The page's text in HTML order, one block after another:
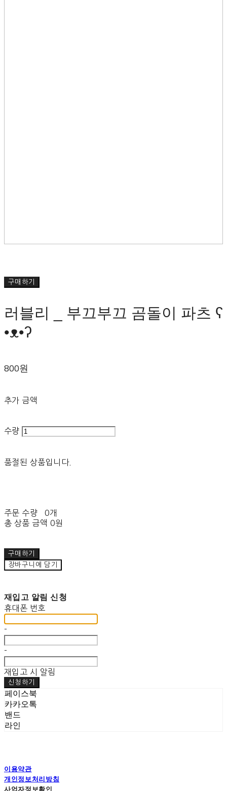
구매하기
러블리 _ 부끄부끄 곰돌이 파츠 ʕ
•ᴥ•ʔ
800원
추가 금액
수량
품절된 상품입니다.
주문 수량
0개
총 상품 금액 0원
구매하기
장바구니에 담기
재입고 알림 신청
휴대폰 번호
-
-
재입고 시 알림
신청하기
페이스북
카카오톡
밴드
라인
이용약관
개인정보처리방침